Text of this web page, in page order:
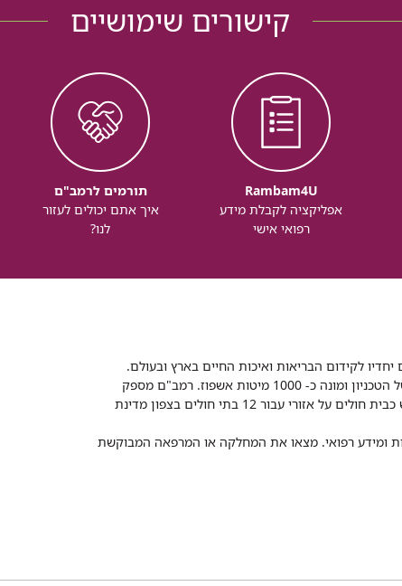
קישורים שימושיים
Rambam4U
אפליקציה לקבלת מידע
רפואי אישי
תורמים לרמב"ם
איך אתם יכולים לעזור
לנו?
לקידום הבריאות ואיכות החיים בארץ ובעולם.
רמב"ם הוא בית חולים ממשלתי אקדמי, המסונף לפקולטה לרפואה של הטכניון ומונה כ- 1000 מיטות אשפוז. רמב"ם מספק
שירותי רפואה לכ-2,700,000 תושבים, צה"ל וכוחות הביטחון, ומשמש כבית חולים על אזורי עבור 12 בתי חולים בצפון מדינת
ומידע רפואי. מצאו את המחלקה או המרפאה המבוקשת